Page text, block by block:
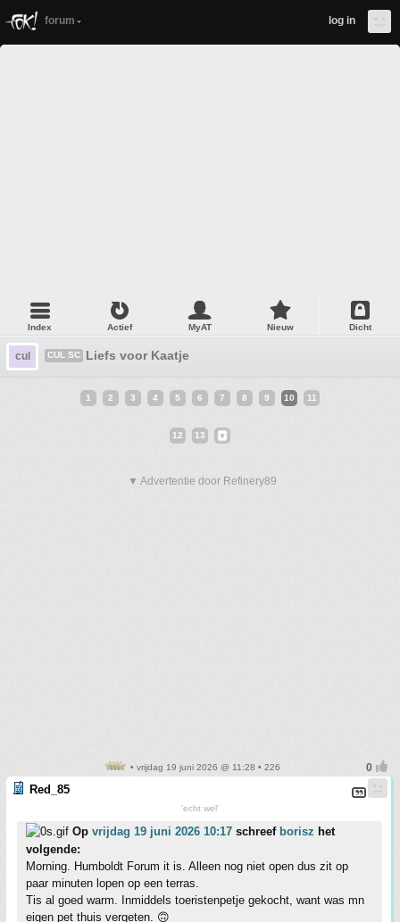
forum log in
Index Actief MyAT Nieuw Dicht
cul CUL SC Liefs voor Kaatje
1 2 3 4 5 6 7 8 9 10 11
12 13
▼ Advertentie door Refinery89
• vrijdag 19 juni 2026 @ 11:28 • 226
Red_85
'echt wel'
Op vrijdag 19 juni 2026 10:17 schreef borisz het
volgende:
Morning. Humboldt Forum it is. Alleen nog niet open dus zit op
paar minuten lopen op een terras.
Tis al goed warm. Inmiddels toeristenpetje gekocht, want was mn
eigen pet thuis vergeten. 🙃